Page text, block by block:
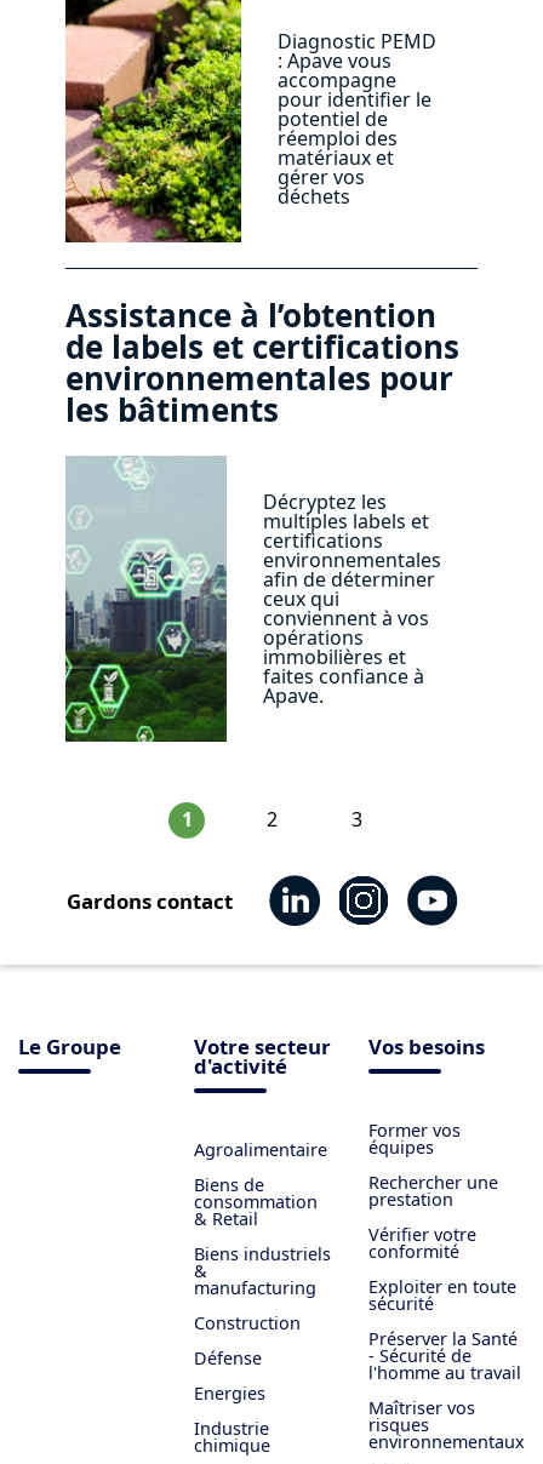
Diagnostic PEMD
: Apave vous
accompagne
pour identifier le
potentiel de
réemploi des
matériaux et
gérer vos
déchets
Assistance à l’obtention
de labels et certifications
environnementales pour
les bâtiments
Décryptez les
multiples labels et
certifications
environnementales
afin de déterminer
ceux qui
conviennent à vos
opérations
immobilières et
faites confiance à
Apave.
1 2 3
Gardons contact
Le Groupe Votre secteur
d'activité
Agroalimentaire
Biens de
consommation
& Retail
Biens industriels
&
manufacturing
Construction
Défense
Energies
Industrie
chimique
Vos besoins
Former vos
équipes
Rechercher une
prestation
Vérifier votre
conformité
Exploiter en toute
sécurité
Préserver la Santé
- Sécurité de
l'homme au travail
Maîtriser vos
risques
environnementaux